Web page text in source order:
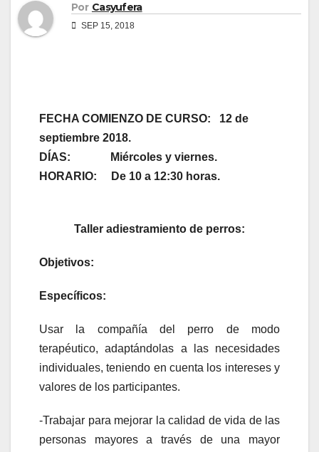
Por Casyufera
SEP 15, 2018
FECHA COMIENZO DE CURSO: 12 de
septiembre 2018.
DÍAS: Miércoles y viernes.
HORARIO: De 10 a 12:30 horas.
Taller adiestramiento de perros:
Objetivos:
Específicos:
Usar la compañía del perro de modo
terapéutico, adaptándolas a las necesidades
individuales, teniendo en cuenta los intereses y
valores de los participantes.
-Trabajar para mejorar la calidad de vida de las
personas mayores a través de una mayor